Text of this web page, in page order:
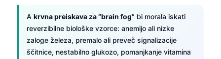
A krvna preiskava za “brain fog” bi morala iskati
reverzibilne biološke vzorce: anemijo ali nizke
zaloge železa, premalo ali preveč signalizacije
ščitnice, nestabilno glukozo, pomanjkanje vitamina